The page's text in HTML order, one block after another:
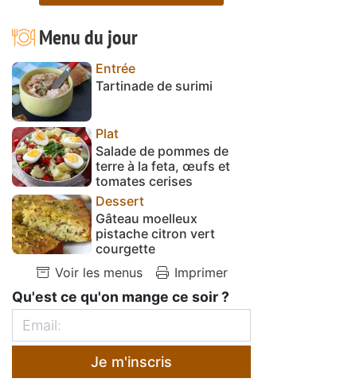
Menu du jour
Entrée
Tartinade de surimi
Plat
Salade de pommes de
terre à la feta, œufs et
tomates cerises
Dessert
Gâteau moelleux
pistache citron vert
courgette
Voir les menus
Imprimer
Qu'est ce qu'on mange ce soir ?
Je m'inscris